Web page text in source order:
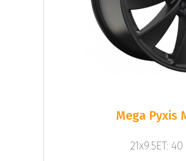
Mega Pyxis
21x9.5ET: 40